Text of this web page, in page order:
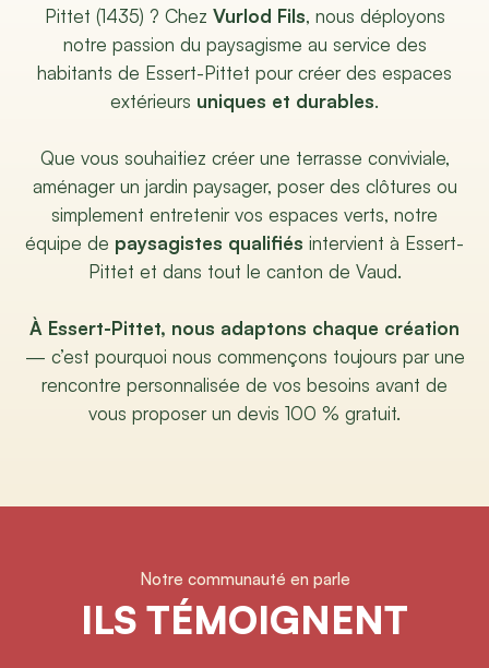
Pittet (1435) ? Chez Vurlod Fils, nous déployons
notre passion du paysagisme au service des
habitants de Essert-Pittet pour créer des espaces
extérieurs uniques et durables.
Que vous souhaitiez créer une terrasse conviviale,
aménager un jardin paysager, poser des clôtures ou
simplement entretenir vos espaces verts, notre
équipe de paysagistes qualifiés intervient à Essert-
Pittet et dans tout le canton de Vaud.
À Essert-Pittet, nous adaptons chaque création
— c’est pourquoi nous commençons toujours par une
rencontre personnalisée de vos besoins avant de
vous proposer un devis 100 % gratuit.
Notre communauté en parle
ILS TÉMOIGNENT